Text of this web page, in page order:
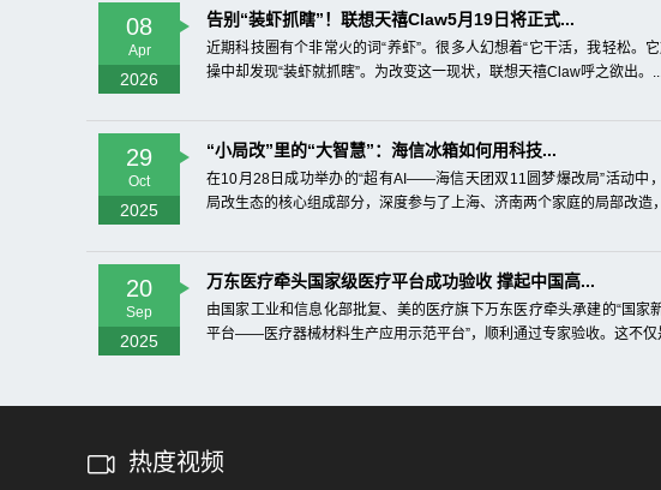
08
Apr
2026
告别“装虾抓瞎”！联想天禧Claw5月19日将正式...
近期科技圈有个非常火的词“养虾”。很多人幻想着“它干活，我轻松。
操中却发现“装虾就抓瞎”。为改变这一现状，联想天禧Claw呼之欲出。
29
Oct
2025
“小局改”里的“大智慧”：海信冰箱如何用科技...
在10月28日成功举办的“超有AI——海信天团双11圆梦爆改局”活动中
局改生态的核心组成部分，深度参与了上海、济南两个家庭的局部改造
20
Sep
2025
万东医疗牵头国家级医疗平台成功验收 撑起中国高...
由国家工业和信息化部批复、美的医疗旗下万东医疗牵头承建的“国家
平台——医疗器械材料生产应用示范平台”，顺利通过专家验收。这不仅
热度视频